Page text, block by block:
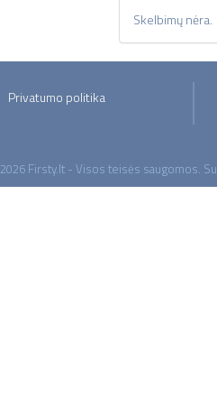
Skelbimų nėra.
Privatumo politika
2026 Firsty.lt - Visos teisės saugomos.